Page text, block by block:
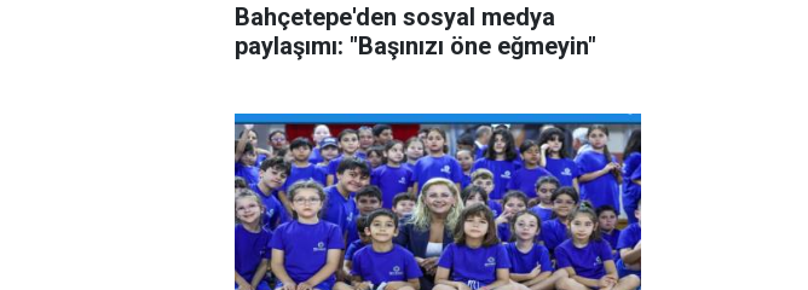
Bahçetepe'den sosyal medya
paylaşımı: "Başınızı öne eğmeyin"